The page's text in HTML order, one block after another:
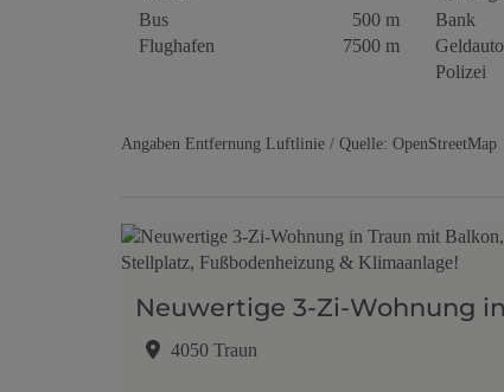
Bus
500 m
Flughafen
7500 m
Bank
Polizei
Angaben Entfernung Luftlinie / Quelle: OpenStreetMap
4050 Traun